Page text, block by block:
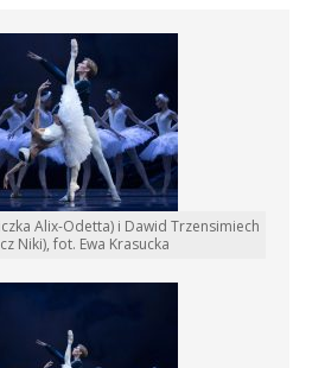
Alix-Odetta) i Dawid Trzensimiech
Niki), fot. Ewa Krasucka